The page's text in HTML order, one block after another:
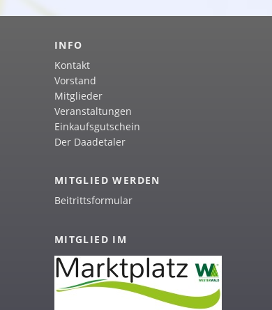
INFO
Kontakt
Vorstand
Mitglieder
Veranstaltungen
Einkaufsgutschein
Der Daadetaler
MITGLIED WERDEN
Beitrittsformular
MITGLIED IM